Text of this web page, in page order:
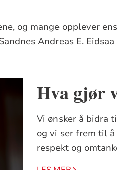
og mange opplever
Andreas E. Eidsaa
Hva gjør
Vi ønsker å bidra
og vi ser frem til
respekt og